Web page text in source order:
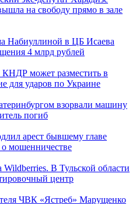
на свободу прямо в зале
Набиуллиной в ЦБ Исаева
4 млрд рублей
КНДР может разместить в
для ударов по Украине
взорвали машину
погиб
арест бывшему главе
мошенничестве
Wildberries. В Тульской области
центр
ЧВК «Ястреб» Марущенко